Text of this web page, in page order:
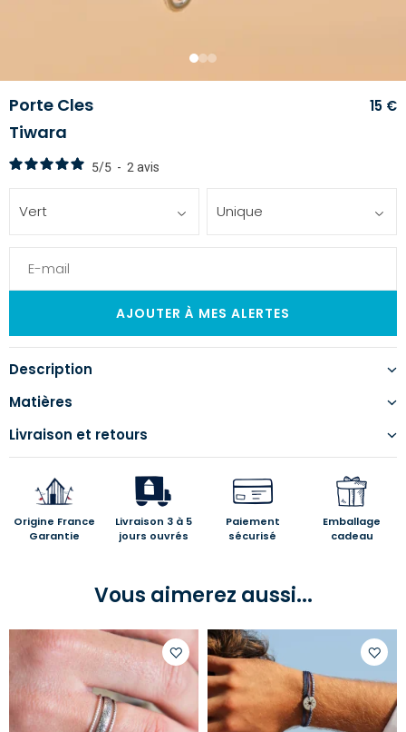
1 23
Porte Cles
Tiwara
15 €
5/5 - 2avis
Vert Unique
Description
Matières
Livraison et retours
Origine France
Garantie
Livraison 3 à 5
jours ouvrés
Paiement
sécurisé
Emballage
cadeau
Vous aimerez aussi...
Ajouter
à
votre
à
votre